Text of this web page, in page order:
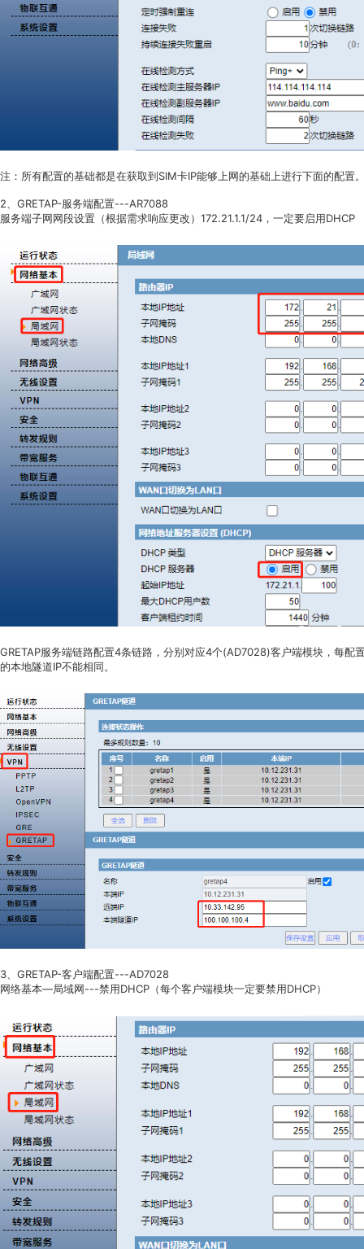
注：所有配置的基础都是在获取到SIM卡IP能够上网的基础上进行下面的配置
2、GRETAP-服务端配置---AR7088
服务端子网网段设置（根据需求响应更改）172.21.1.1/24，一定要启用DHCP
GRETAP服务端链路配置4条链路，分别对应4个(AD7028)客户端模块，每
的本地隧道IP不能相同。
3、GRETAP-客户端配置---AD7028
网络基本—局域网---禁用DHCP（每个客户端模块一定要禁用DHCP）